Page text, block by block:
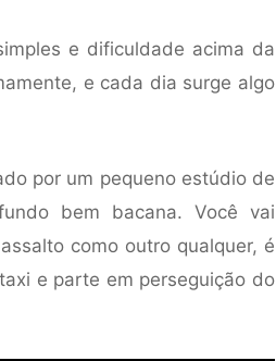
e dificuldade acima da
e cada dia surge algo
por um pequeno estúdio de
bem bacana. Você vai
como outro qualquer, é
e parte em perseguição do